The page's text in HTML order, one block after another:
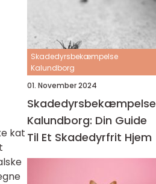
kat
Skadedyrsbekæmpelse
Kalundborg
01. November 2024
Skadedyrsbekæmpelse
Kalundborg: Din Guide
Til Et Skadedyrfrit Hjem